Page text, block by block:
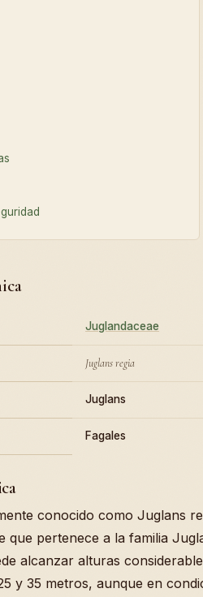
Juglandaceae
Juglans regia
Juglans
Fagales
conocido como Juglans
que pertenece a la familia
alcanzar alturas
y 35 metros, aunque en